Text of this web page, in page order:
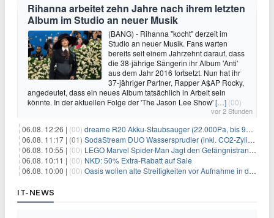
Rihanna arbeitet zehn Jahre nach ihrem letzten
Album im Studio an neuer Musik
(BANG) - Rihanna "kocht" derzeit im
Studio an neuer Musik. Fans warten
bereits seit einem Jahrzehnt darauf, dass
die 38-jährige Sängerin ihr Album 'Anti'
aus dem Jahr 2016 fortsetzt. Nun hat ihr
37-jähriger Partner, Rapper A$AP Rocky,
angedeutet, dass ein neues Album tatsächlich in Arbeit sein
könnte. In der aktuellen Folge der 'The Jason Lee Show'[…] (00)
vor 2 Stunden
06.08. 12:26 | (00) dreame R20 Akku-Staubsauger (22.000Pa, bis 90 Min. Laufzeit) für 169€
06.08. 11:17 | (01) SodaStream DUO Wassersprudler (inkl. CO2-Zylinder) für 94€
06.08. 10:55 | (00) LEGO Marvel Spider-Man Jagt den Gefängnistransporter (76349) für 32,99€
06.08. 10:11 | (00) NKD: 50% Extra-Rabatt auf Sale
06.08. 10:00 | (00) Oasis wollen alte Streitigkeiten vor Aufnahme in die Rock and Roll Hall of Fame begraben
IT-NEWS